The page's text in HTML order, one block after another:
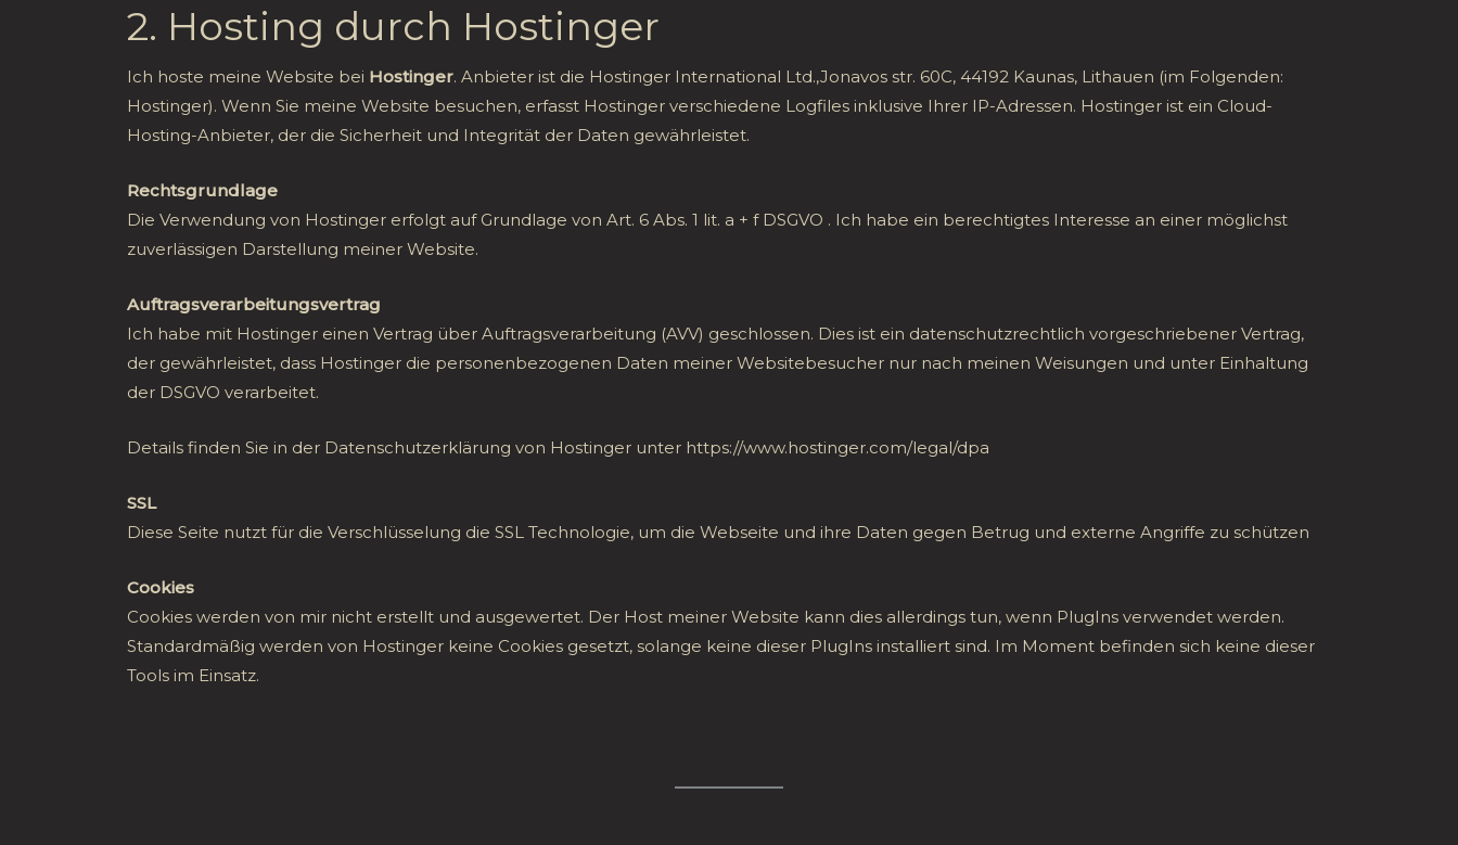
2. Hosting durch Hostinger
Ich hoste meine Website bei Hostinger. Anbieter ist die Hostinger International Ltd.,Jonavos str. 60C, 44192 Kaunas, Lithauen (im Folgenden:
Hostinger). Wenn Sie meine Website besuchen, erfasst Hostinger verschiedene Logfiles inklusive Ihrer IP-Adressen. Hostinger ist ein Cloud-
Hosting-Anbieter, der die Sicherheit und Integrität der Daten gewährleistet.
Rechtsgrundlage
Die Verwendung von Hostinger erfolgt auf Grundlage von Art. 6 Abs. 1 lit. a + f DSGVO . Ich habe ein berechtigtes Interesse an einer möglichst
zuverlässigen Darstellung meiner Website.
Auftragsverarbeitungsvertrag
Ich habe mit Hostinger einen Vertrag über Auftragsverarbeitung (AVV) geschlossen. Dies ist ein datenschutzrechtlich vorgeschriebener Vertrag,
der gewährleistet, dass Hostinger die personenbezogenen Daten meiner Websitebesucher nur nach meinen Weisungen und unter Einhaltung
der DSGVO verarbeitet.
Details finden Sie in der Datenschutzerklärung von Hostinger unter https://www.hostinger.com/legal/dpa
SSL
Diese Seite nutzt für die Verschlüsselung die SSL Technologie, um die Webseite und ihre Daten gegen Betrug und externe Angriffe zu schützen
Cookies
Cookies werden von mir nicht erstellt und ausgewertet. Der Host meiner Website kann dies allerdings tun, wenn PlugIns verwendet werden.
Standardmäßig werden von Hostinger keine Cookies gesetzt, solange keine dieser PlugIns installiert sind. Im Moment befinden sich keine dieser
Tools im Einsatz.